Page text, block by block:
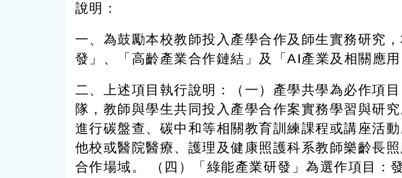
說明：
一、為鼓勵本校教師投入產學合作及師生實務研究
發」、「高齡產業合作鏈結」及「AI產業及相關應用
二、上述項目執行說明：（一）產學共學為必作項
隊，教師與學生共同投入產學合作案實務學習與研
進行碳盤查、碳中和等相關教育訓練課程或講座活
他校或醫院醫療、護理及健康照護科系教師樂齡長
合作場域。 （四）「綠能產業研發」為選作項目：